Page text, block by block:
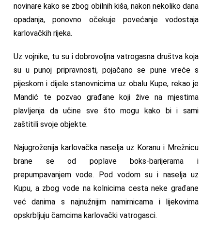
novinare kako se zbog obilnih kiša, nakon nekoliko dana
opadanja, ponovno očekuje povećanje vodostaja
karlovačkih rijeka.
Uz vojnike, tu su i dobrovoljna vatrogasna društva koja
su u punoj pripravnosti, pojačano se pune vreće s
pijeskom i dijele stanovnicima uz obalu Kupe, rekao je
Mandić te pozvao građane koji žive na mjestima
plavljenja da učine sve što mogu kako bi i sami
zaštitili svoje objekte.
Najugroženija karlovačka naselja uz Koranu i Mrežnicu
brane se od poplave boks-barijerama i
prepumpavanjem vode. Pod vodom su i naselja uz
Kupu, a zbog vode na kolnicima cesta neke građane
već danima s najnužnijim namirnicama i lijekovima
opskrbljuju čamcima karlovački vatrogasci.